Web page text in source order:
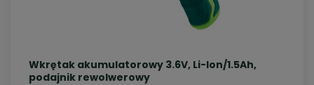
Wkrętak akumulatorowy 3.6V, Li-Ion/1.5Ah,
podajnik rewolwerowy